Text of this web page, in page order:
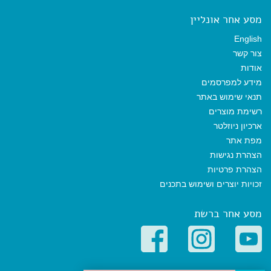
מסע אחר אונליין
English
צור קשר
אודות
מידע למפרסמים
תנאי שימוש באתר
רשימת מוצרים
ארכיון ניוזלטר
מפת אתר
הצהרת נגישות
הצהרת פרטיות
זכויות יוצרים ושימוש בתכנים
מסע אחר ברשת